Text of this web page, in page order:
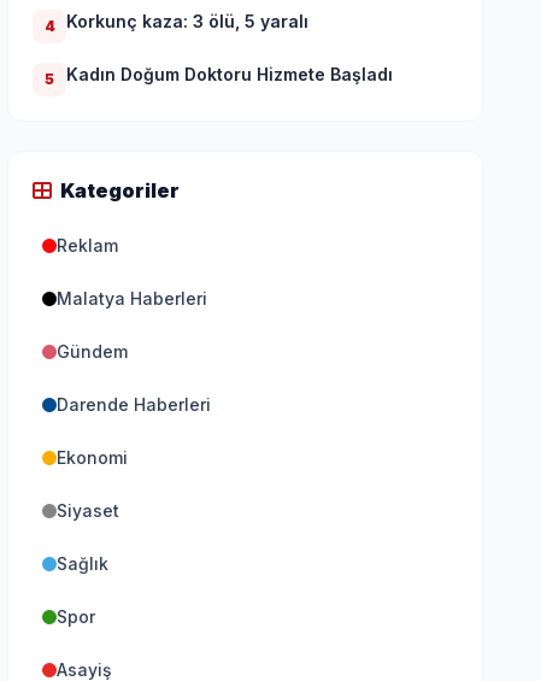
4 Korkunç kaza: 3 ölü, 5 yaralı
5 Kadın Doğum Doktoru Hizmete Başladı
Kategoriler
Reklam
Malatya Haberleri
Gündem
Darende Haberleri
Ekonomi
Siyaset
Sağlık
Spor
Asayiş